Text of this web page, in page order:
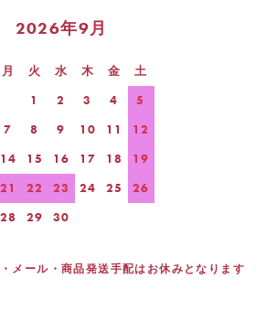
2026年9月
月 火 水 木 金
土
1
2 3 4
5
7 8 9 10 11
12
14 15 16 17 18
19
21 22 23 24 25
26
28 29 30
メール・商品発送手配はお休みとなります